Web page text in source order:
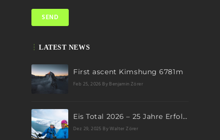
LATEST NEWS
First ascent Kimshung 6781m
Feb 25, 2026 By Benjamin Zörer
Eis Total 2026 – 25 Jahre Erfolgsgeschichte im steilen Eis
Dez 29, 2025 By Walter Zörer